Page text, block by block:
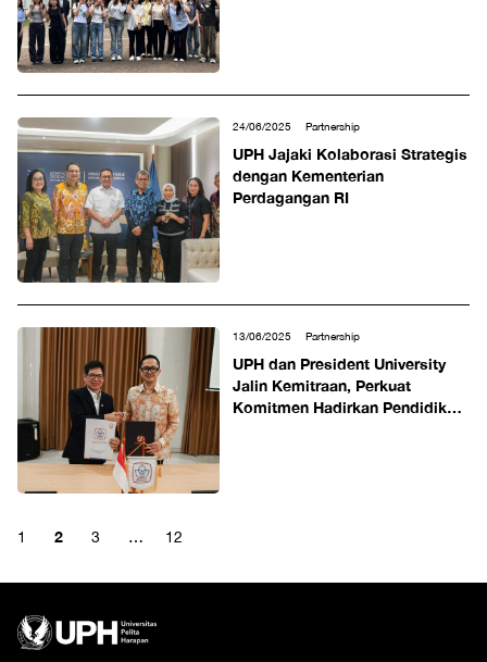
24/06/2025 Partnership
UPH Jajaki Kolaborasi Strategis
dengan Kementerian
Perdagangan RI
13/06/2025 Partnership
UPH dan President University
Jalin Kemitraan, Perkuat
Komitmen Hadirkan Pendidikan
1 2 3 … 12